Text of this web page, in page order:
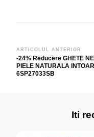
Navigare
în
articole
ARTICOLUL ANTERIOR
-24% Reducere GHETE
PIELE NATURALA
6SP27033SB
Iti